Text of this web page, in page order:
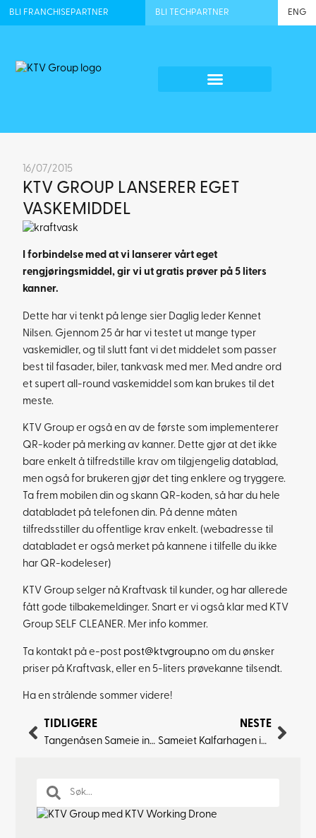
BLI FRANCHISEPARTNER BLI TECHPARTNER ENG
16/07/2015
KTV GROUP LANSERER EGET
VASKEMIDDEL
I forbindelse med at vi lanserer vårt eget
rengjøringsmiddel, gir vi ut gratis prøver på 5 liters
kanner.
Dette har vi tenkt på lenge sier Daglig leder Kennet
Nilsen. Gjennom 25 år har vi testet ut mange typer
vaskemidler, og til slutt fant vi det middelet som passer
best til fasader, biler, tankvask med mer. Med andre ord
et supert all-round vaskemiddel som kan brukes til det
meste.
KTV Group er også en av de første som implementerer
QR-koder på merking av kanner. Dette gjør at det ikke
bare enkelt å tilfredstille krav om tilgjengelig datablad,
men også for brukeren gjør det ting enklere og tryggere.
Ta frem mobilen din og skann QR-koden, så har du hele
databladet på telefonen din. På denne måten
tilfredsstiller du offentlige krav enkelt. (webadresse til
databladet er også merket på kannene i tilfelle du ikke
har QR-kodeleser)
KTV Group selger nå Kraftvask til kunder, og har allerede
fått gode tilbakemeldinger. Snart er vi også klar med KTV
Group SELF CLEANER. Mer info kommer.
Ta kontakt på e-post post@ktvgroup.no om du ønsker
priser på Kraftvask, eller en 5-liters prøvekanne tilsendt.
Ha en strålende sommer videre!
TIDLIGERE
Tangenåsen Sameie inngår 20 års vedlikeholdsavtale
NESTE
Sameiet Kalfarhagen inngår vedlikeholdsavtale Nanocoating.